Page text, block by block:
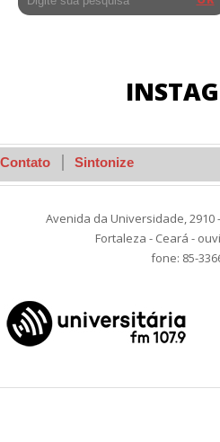
Contato Sintonize
Avenida da Universidade, 2910 -
Fortaleza - Ceará -
fone: 85-